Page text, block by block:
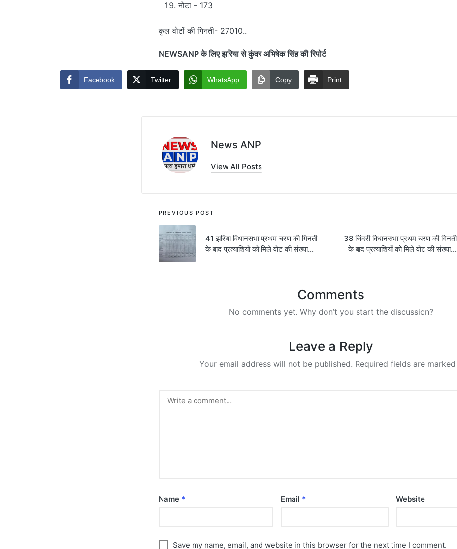
नोटा – 173
कुल वोटों की गिनती- 27010..
NEWSANP के लिए झरिया से कुंवर अभिषेक सिंह की रिपोर्ट
Facebook Twitter WhatsApp Copy Print
News ANP
View All Posts
Post
navigation
PREVIOUS POST
41 झरिया विधानसभा प्रथम चरण की गिनती
के बाद प्रत्याशियों को मिले वोट की संख्या…
38 सिंदरी विधानसभा प्रथम चरण की गिनती
के बाद प्रत्याशियों को मिले वोट की संख्या…
Comments
No comments yet. Why don’t you start the discussion?
Leave a Reply
Your email address will not be published. Required fields are marked
Name * Email * Website
Save my name, email, and website in this browser for the next time I comment.